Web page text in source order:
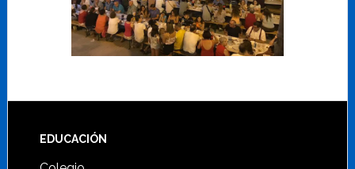
Footer
EDUCACIÓN